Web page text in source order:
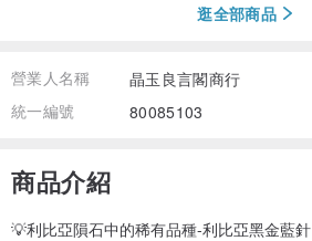
逛全部商品
營業人名稱
晶玉良言閣商行
統一編號
80085103
商品介紹
💡利比亞隕石中的稀有品種-利比亞黑金藍針